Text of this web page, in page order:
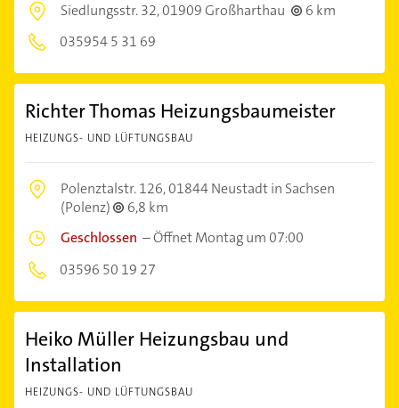
Siedlungsstr. 32,01909 Großharthau
6 km
035954 5 31 69
Richter Thomas Heizungsbaumeister
HEIZUNGS- UND LÜFTUNGSBAU
Polenztalstr. 126,01844 Neustadt in Sachsen
(Polenz)
6,8 km
Geschlossen –Öffnet Montag um 07:00
03596 50 19 27
Heiko Müller Heizungsbau und
Installation
HEIZUNGS- UND LÜFTUNGSBAU